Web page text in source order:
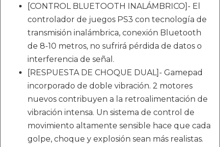
[CONTROL BLUETOOTH INALÁMBRICO]- El
controlador de juegos PS3 con tecnología de
transmisión inalámbrica, conexión Bluetooth
de 8-10 metros, no sufrirá pérdida de datos o
interferencia de señal.
[RESPUESTA DE CHOQUE DUAL]- Gamepad
incorporado de doble vibración. 2 motores
nuevos contribuyen a la retroalimentación de
vibración intensa. Un sistema de control de
movimiento altamente sensible hace que cada
golpe, choque y explosión sean más realistas.